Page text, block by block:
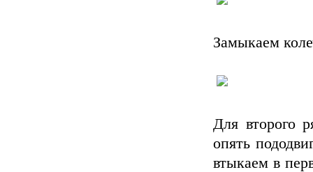
Замыкаем
Для второго
опять
втыкаем в